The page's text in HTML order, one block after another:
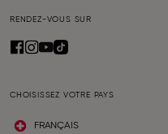
RENDEZ-VOUS SUR
CHOISISSEZ VOTRE PAYS
FRANÇAIS